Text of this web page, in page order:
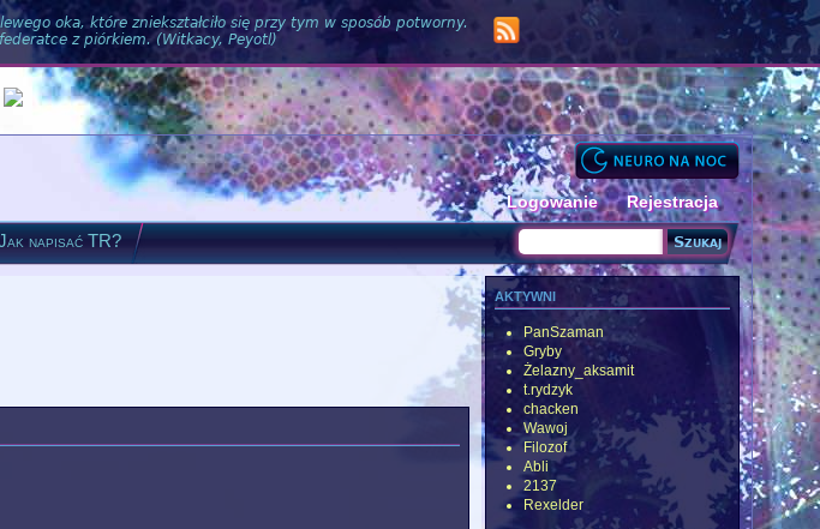
oka, które zniekształciło się przy tym w sposób potworny.
z piórkiem. (Witkacy, Peyotl)
Logowanie Rejestracja
napisać TR?
Formularz wyszukiwania
aktywni
PanSzaman
Gryby
Żelazny_aksamit
t.rydzyk
chacken
Wawoj
Filozof
Abli
2137
Rexelder